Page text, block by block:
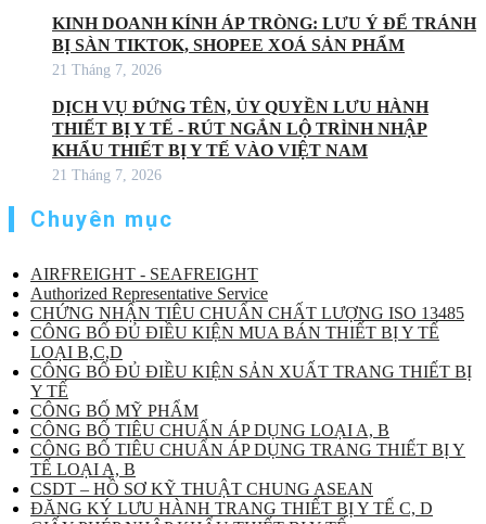
KINH DOANH KÍNH ÁP TRÒNG: LƯU Ý ĐỂ TRÁNH
BỊ SÀN TIKTOK, SHOPEE XOÁ SẢN PHẨM
21 Tháng 7, 2026
DỊCH VỤ ĐỨNG TÊN, ỦY QUYỀN LƯU HÀNH
THIẾT BỊ Y TẾ - RÚT NGẮN LỘ TRÌNH NHẬP
KHẨU THIẾT BỊ Y TẾ VÀO VIỆT NAM
21 Tháng 7, 2026
Chuyên mục
AIRFREIGHT - SEAFREIGHT
Authorized Representative Service
CHỨNG NHẬN TIÊU CHUẨN CHẤT LƯỢNG ISO 13485
CÔNG BỐ ĐỦ ĐIỀU KIỆN MUA BÁN THIẾT BỊ Y TẾ
LOẠI B,C,D
CÔNG BỐ ĐỦ ĐIỀU KIỆN SẢN XUẤT TRANG THIẾT BỊ
Y TẾ
CÔNG BỐ MỸ PHẨM
CÔNG BỐ TIÊU CHUẨN ÁP DỤNG LOẠI A, B
CÔNG BỐ TIÊU CHUẨN ÁP DỤNG TRANG THIẾT BỊ Y
TẾ LOẠI A, B
CSDT – HỒ SƠ KỸ THUẬT CHUNG ASEAN
ĐĂNG KÝ LƯU HÀNH TRANG THIẾT BỊ Y TẾ C, D